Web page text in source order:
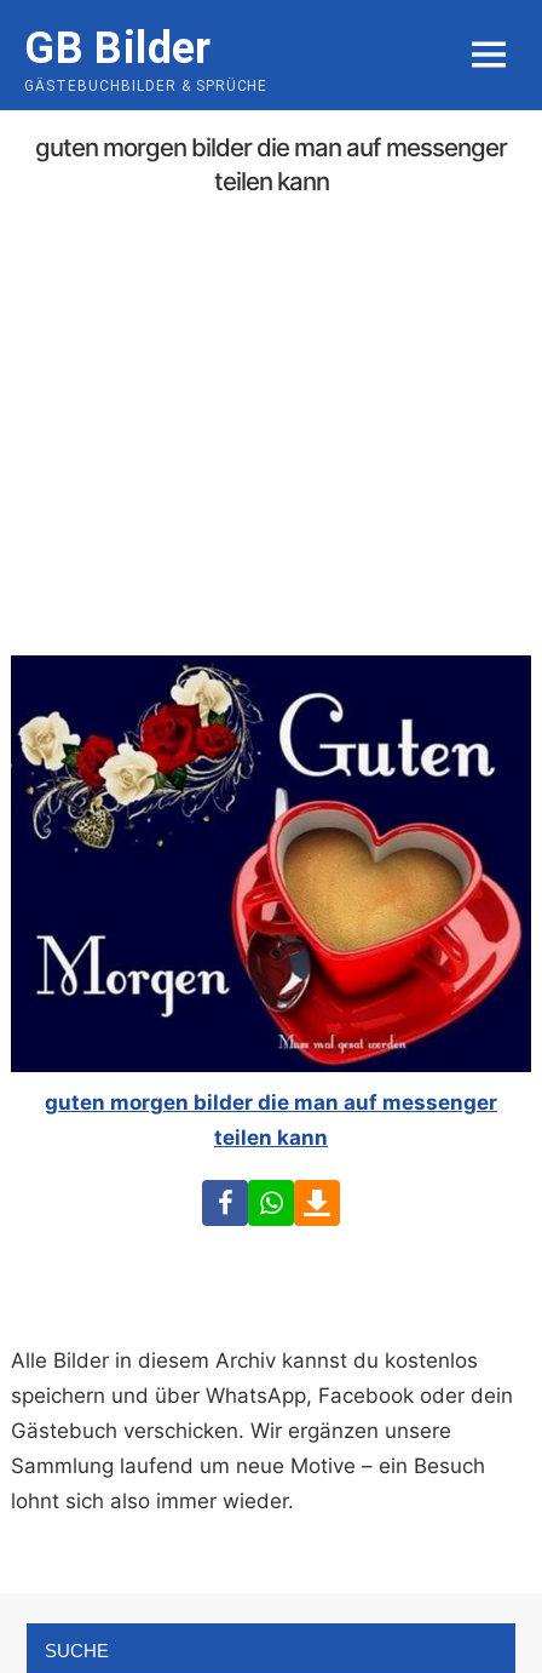
content
GB Bilder
GÄSTEBUCHBILDER & SPRÜCHE
MENU
guten morgen bilder die man auf messenger
teilen kann
guten morgen bilder die man auf messenger
teilen kann
FacebookWhatsApp
Alle Bilder in diesem Archiv kannst du kostenlos
speichern und über WhatsApp, Facebook oder dein
Gästebuch verschicken. Wir ergänzen unsere
Sammlung laufend um neue Motive – ein Besuch
lohnt sich also immer wieder.
SUCHE